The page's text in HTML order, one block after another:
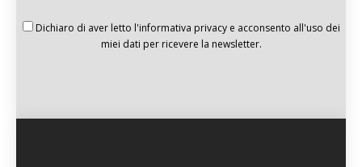
Dichiaro di aver letto l'informativa privacy e acconsento all'uso dei
miei dati per ricevere la newsletter.